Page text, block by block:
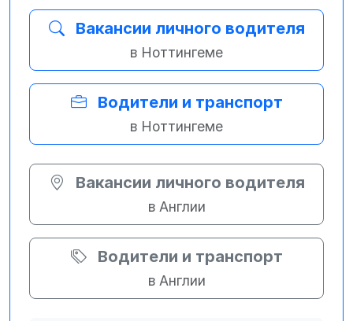
Вакансии личного водителя
в Ноттингеме
Водители и транспорт
в Ноттингеме
Вакансии личного водителя
в Англии
Водители и транспорт
в Англии